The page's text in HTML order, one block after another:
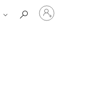
カ